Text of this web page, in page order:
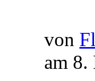
von
am 8.